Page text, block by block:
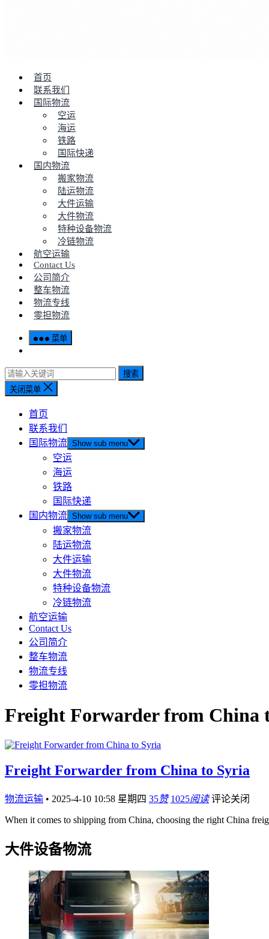
首页
联系我们
国际物流
空运
海运
铁路
国际快递
国内物流
搬家物流
陆运物流
大件运输
大件物流
特种设备物流
冷链物流
航空运输
Contact Us
公司简介
整车物流
物流专线
零担物流
菜单
搜索
关闭菜单
首页
联系我们
国际物流 Show sub menu
空运
海运
铁路
国际快递
国内物流 Show sub menu
搬家物流
陆运物流
大件运输
大件物流
特种设备物流
冷链物流
航空运输
Contact Us
公司简介
整车物流
物流专线
零担物流
Freight Forwarder from China
Freight Forwarder from China to Syria
物流运输 • 2025-4-10 10:58 星期四 35赞 1025阅读 评论关闭
When it comes to shipping from China, choosing the right China
大件设备物流